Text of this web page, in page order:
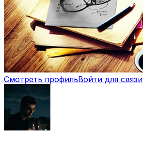
Смотреть профильВойти для связи